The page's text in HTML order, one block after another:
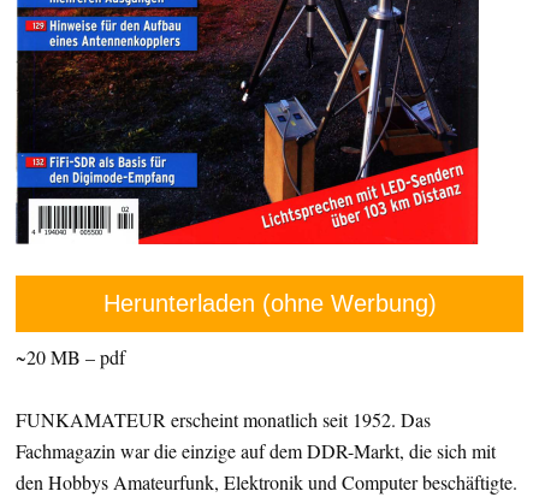
Herunterladen (ohne Werbung)
~20 MB – pdf
FUNKAMATEUR erscheint monatlich seit 1952. Das
Fachmagazin war die einzige auf dem DDR-Markt, die sich mit
den Hobbys Amateurfunk, Elektronik und Computer beschäftigte.